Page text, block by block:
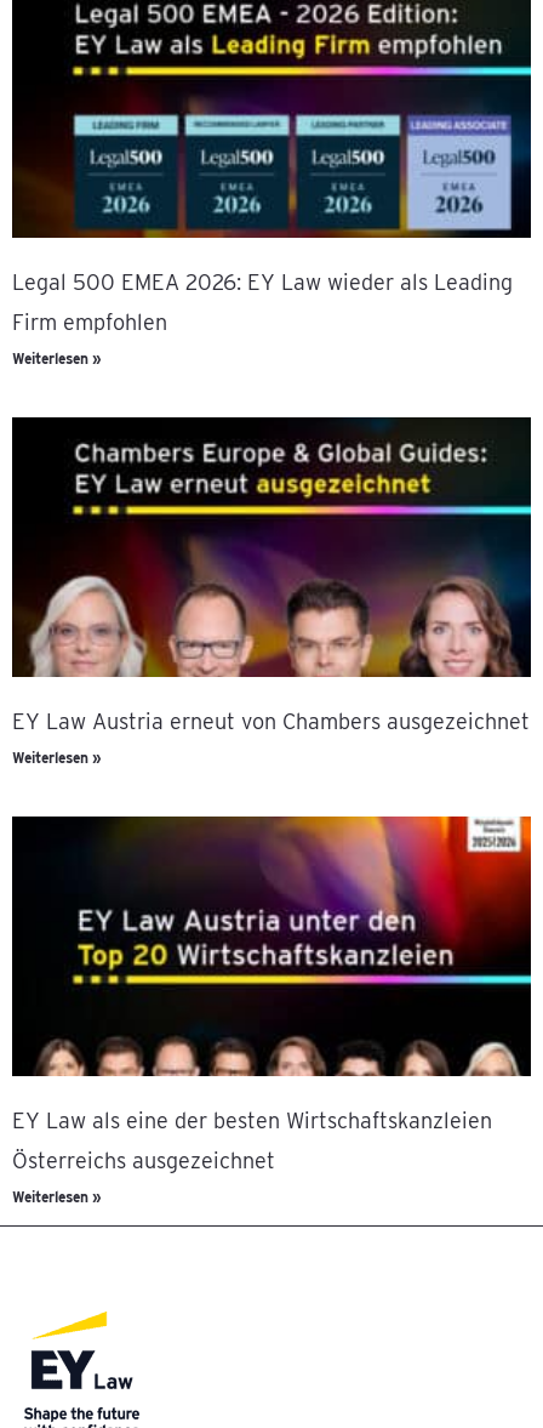
Legal 500 EMEA 2026: EY Law wieder als Leading
Firm empfohlen
Weiterlesen »
EY Law Austria erneut von Chambers ausgezeichnet
Weiterlesen »
EY Law als eine der besten Wirtschaftskanzleien
Österreichs ausgezeichnet
Weiterlesen »